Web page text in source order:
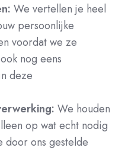
We vertellen je heel
persoonlijke
voordat we ze
nog eens
deze
We houden
op wat echt nodig
door ons gestelde